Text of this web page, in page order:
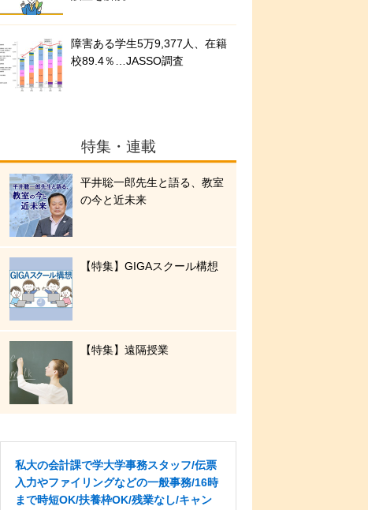
障害ある学生5万9,377人、在籍
校89.4％…JASSO調査
特集・連載
平井聡一郎先生と語る、教室
の今と近未来
【特集】GIGAスクール構想
【特集】遠隔授業
私大の会計課で学大学事務スタッフ/伝票
入力やファイリングなどの一般事務/16時
まで時短OK/扶養枠OK/残業なし/キャン